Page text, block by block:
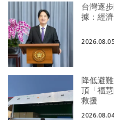
台灣逐
據：經
降低避
頂「福
救援